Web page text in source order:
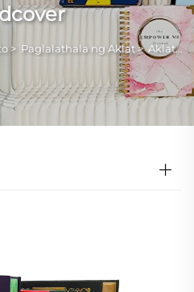
> Paglalathala ng Aklat>Aklat na May Spray na Gilid at Hardcover